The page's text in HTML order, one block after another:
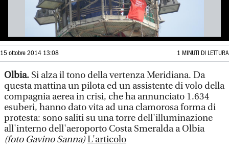
15 ottobre 2014 13:08 1 MINUTI DI LETTURA
Olbia. Si alza il tono della vertenza Meridiana. Da
questa mattina un pilota ed un assistente di volo della
compagnia aerea in crisi, che ha annunciato 1.634
esuberi, hanno dato vita ad una clamorosa forma di
protesta: sono saliti su una torre dell'illuminazione
all'interno dell'aeroporto Costa Smeralda a Olbia
(foto Gavino Sanna)L'articolo